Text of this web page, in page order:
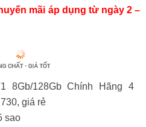
mãi áp dụng từ ngày 2 –
8Gb/128Gb Chính Hãng
4
giá rẻ
sao